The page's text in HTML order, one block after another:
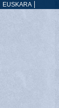
EUSKARA